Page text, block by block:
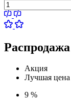
Распродажа
Акция
Лучшая цена
9 %